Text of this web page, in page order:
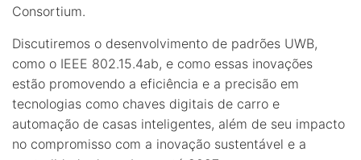
Consortium.
Discutiremos o desenvolvimento de padrões UWB,
como o IEEE 802.15.4ab, e como essas inovações
estão promovendo a eficiência e a precisão em
tecnologias como chaves digitais de carro e
automação de casas inteligentes, além de seu impacto
no compromisso com a inovação sustentável e a